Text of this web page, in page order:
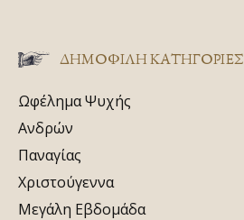
ΔΗΜΟΦΙΛΗ ΚΑΤΗΓΟΡΙΕΣ
Ωφέλημα Ψυχής
Ανδρών
Παναγίας
Χριστούγεννα
Μεγάλη Εβδομάδα